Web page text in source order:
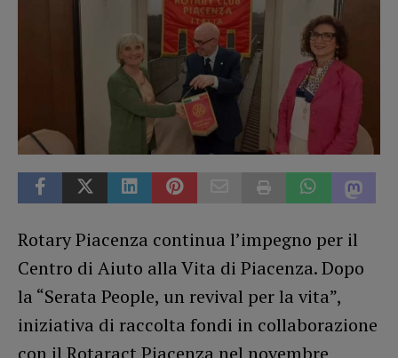
Rotary Piacenza continua l’impegno per il
Centro di Aiuto alla Vita di Piacenza. Dopo
la “Serata People, un revival per la vita”,
iniziativa di raccolta fondi in collaborazione
con il Rotaract Piacenza nel novembre